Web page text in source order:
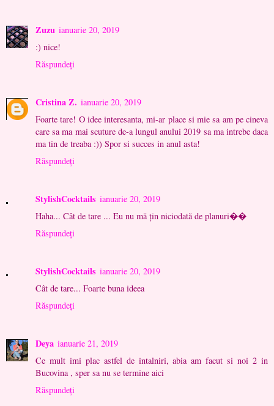
Zuzu ianuarie 20, 2019
:) nice!
Răspundeți
Cristina Z. ianuarie 20, 2019
Foarte tare! O idee interesanta, mi-ar place si mie sa am pe cineva
care sa ma mai scuture de-a lungul anului 2019 sa ma intrebe daca
ma tin de treaba :)) Spor si succes in anul asta!
Răspundeți
StylishCocktails ianuarie 20, 2019
Haha... Cât de tare ... Eu nu mă țin niciodată de planuri��
Răspundeți
StylishCocktails ianuarie 20, 2019
Cât de tare... Foarte buna ideea
Răspundeți
Deya ianuarie 21, 2019
Ce mult imi plac astfel de intalniri, abia am facut si noi 2 in
Bucovina , sper sa nu se termine aici
Răspundeți